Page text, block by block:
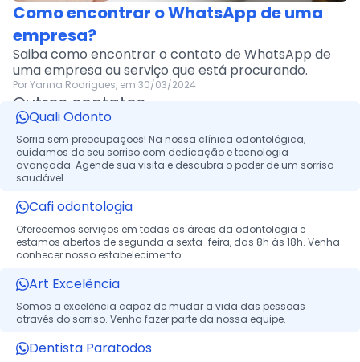
Como encontrar o WhatsApp de uma
empresa?
Saiba como encontrar o contato de WhatsApp de
uma empresa ou serviço que está procurando.
Por Yanna Rodrigues, em 30/03/2024
Outros contatos
Quali Odonto
Sorria sem preocupações! Na nossa clínica odontológica,
cuidamos do seu sorriso com dedicação e tecnologia
avançada. Agende sua visita e descubra o poder de um sorriso
saudável.
Cafi odontologia
Oferecemos serviços em todas as áreas da odontologia e
estamos abertos de segunda a sexta-feira, das 8h às 18h. Venha
conhecer nosso estabelecimento.
Art Excelência
Somos a excelência capaz de mudar a vida das pessoas
através do sorriso. Venha fazer parte da nossa equipe.
Dentista Paratodos